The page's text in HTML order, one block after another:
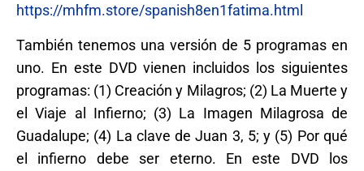
https://mhfm.store/spanish8en1fatima.html
También tenemos una versión de 5 programas en
uno. En este DVD vienen incluidos los siguientes
programas: (1) Creación y Milagros; (2) La Muerte y
el Viaje al Infierno; (3) La Imagen Milagrosa de
Guadalupe; (4) La clave de Juan 3, 5; y (5) Por qué
el infierno debe ser eterno. En este DVD los